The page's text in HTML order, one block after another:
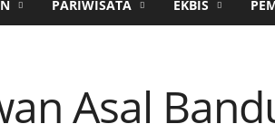
PARIWISATA EKBIS
Asal